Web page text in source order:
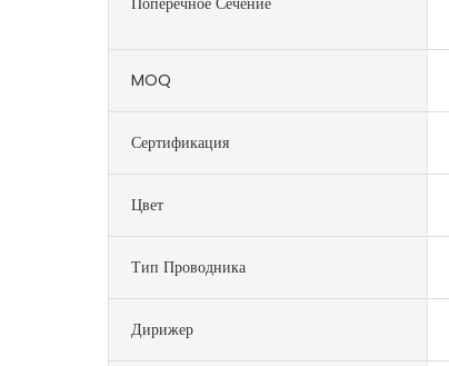
MOQ
Сертификация
Цвет
Тип Проводника
Дирижер